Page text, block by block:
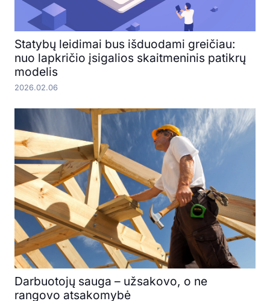
Statybų leidimai bus išduodami greičiau:
nuo lapkričio įsigalios skaitmeninis patikrų
modelis
2026.02.06
Darbuotojų sauga – užsakovo, o ne
rangovo atsakomybė